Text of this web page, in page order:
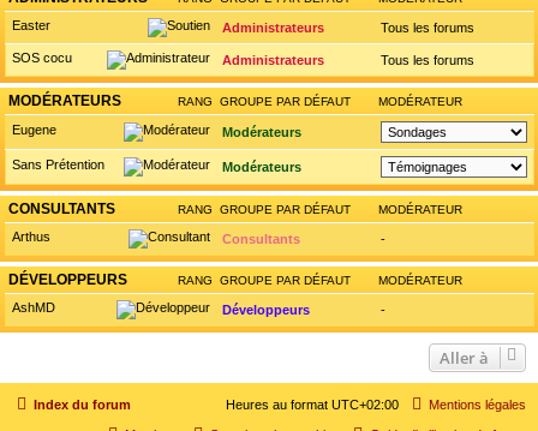
r
Easter Administrateurs Tous les forums
SOS cocu Administrateurs Tous les forums
RANG
MODÉRATEURS GROUPE PAR DÉFAUT MODÉRATEUR
Eugene Modérateurs
Sans Prétention Modérateurs
RANG
CONSULTANTS GROUPE PAR DÉFAUT MODÉRATEUR
Arthus Consultants -
RANG
DÉVELOPPEURS GROUPE PAR DÉFAUT MODÉRATEUR
AshMD Développeurs -
Aller à
Index du forum Mentions légales
Heures au format UTC+02:00